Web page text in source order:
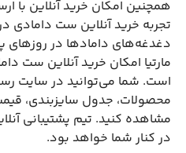
همچنین امکان خرید آنلاین با
تجربه خرید آنلاین ست دامادی در
دغدغه‌های دامادها در روزهای
مارتیا امکان خرید آنلاین ست
است. شما می‌توانید در سایت
محصولات، جدول سایزبندی،
مشاهده کنید. تیم پشتیبانی
در کنار شما خواهد بود.